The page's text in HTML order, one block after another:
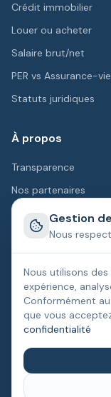
Crédit immobilier
Louer ou acheter
Salaire brut/net
PER vs Assurance-vie
Statuts juridiques
À propos
Transparence
Nos partenaires
Contact
Légal
Mentions légalesCGU
Gestion des cookies
©2026
Finance.fr est
Gestion
Nous
Nous utilisons
expérience,
Conformément au
que vous
confidentialité